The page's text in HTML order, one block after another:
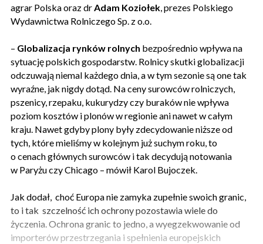
agrar Polska oraz dr Adam Koziołek , prezes Polskiego
Wydawnictwa Rolniczego Sp. z o.o.
– Globalizacja rynków rolnych bezpośrednio wpływa na
sytuację polskich gospodarstw. Rolnicy skutki globalizacji
odczuwają niemal każdego dnia, a w tym sezonie są one tak
wyraźne, jak nigdy dotąd. Na ceny surowców rolniczych,
pszenicy, rzepaku, kukurydzy czy buraków nie wpływa
poziom kosztów i plonów w regionie ani nawet w całym
kraju. Nawet gdyby plony były zdecydowanie niższe od
tych, które mieliśmy w kolejnym już suchym roku, to
o cenach głównych surowców i tak decydują notowania
w Paryżu czy Chicago – mówił Karol Bujoczek.
Jak dodał, choć Europa nie zamyka zupełnie swoich granic,
to i tak szczelność ich ochrony pozostawia wiele do
życzenia. Ochrona granic to jedno, a wyegzekwowanie od
importerów przestrzegania i spełnienia europejskich